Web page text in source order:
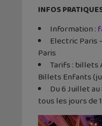
INFOS
Information :
Electric Paris
Paris
Tarifs : billets
Billets Enfants
Du 6 Juillet
tous les jours de